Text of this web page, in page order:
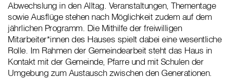
Abwechslung in den Alltag. Veranstaltungen, Thementage
sowie Ausflüge stehen nach Möglichkeit zudem auf dem
jährlichen Programm. Die Mithilfe der freiwilligen
Mitarbeiter*innen des Hauses spielt dabei eine wesentliche
Rolle. Im Rahmen der Gemeindearbeit steht das Haus in
Kontakt mit der Gemeinde, Pfarre und mit Schulen der
Umgebung zum Austausch zwischen den Generationen.